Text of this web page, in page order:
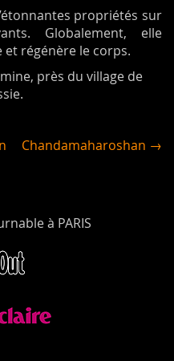
propriétés sur
Globalement, elle
régénère le corps.
près du village de
Chandamaharoshan →
à PARIS